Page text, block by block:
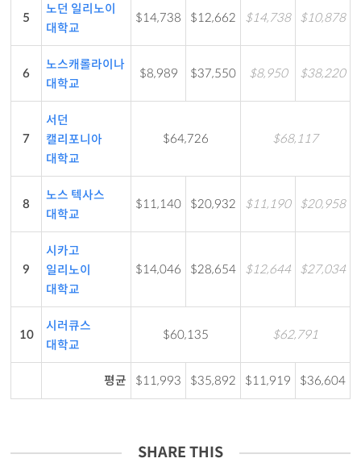
5
노던 일리노이
대학교
$14,738 $12,662 $14,738 $10,878
6
노스캐롤라이나
대학교
$8,989 $37,550 $8,950 $38,220
7
서던
캘리포니아
대학교
$64,726 $68,117
8
노스 텍사스
대학교
$11,140 $20,932 $11,190 $20,958
9
시카고
일리노이
대학교
$14,046 $28,654 $12,644 $27,034
10
시러큐스
대학교
$60,135 $62,791
평균 $11,993 $35,892 $11,919 $36,604
SHARE THIS